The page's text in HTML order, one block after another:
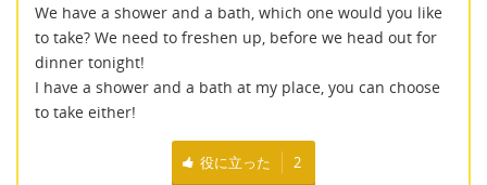
We have a shower and a bath, which one would you like
to take? We need to freshen up, before we head out for
dinner tonight!
I have a shower and a bath at my place, you can choose
to take either!
役に立った 2